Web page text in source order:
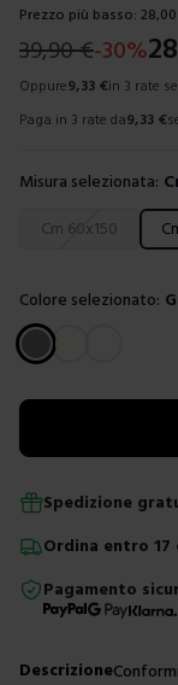
Prezzo più basso: 28,00
39,90€-30%
Oppure9,33 €in 3 rate
Paga in 3 rate da9,33 €
Misura selezionata:
Scegli una misura
Cm 60x150
Colore selezionato:
Scegli un colore
Spedizione
Ordina entro 17
Pagamento
Descrizione